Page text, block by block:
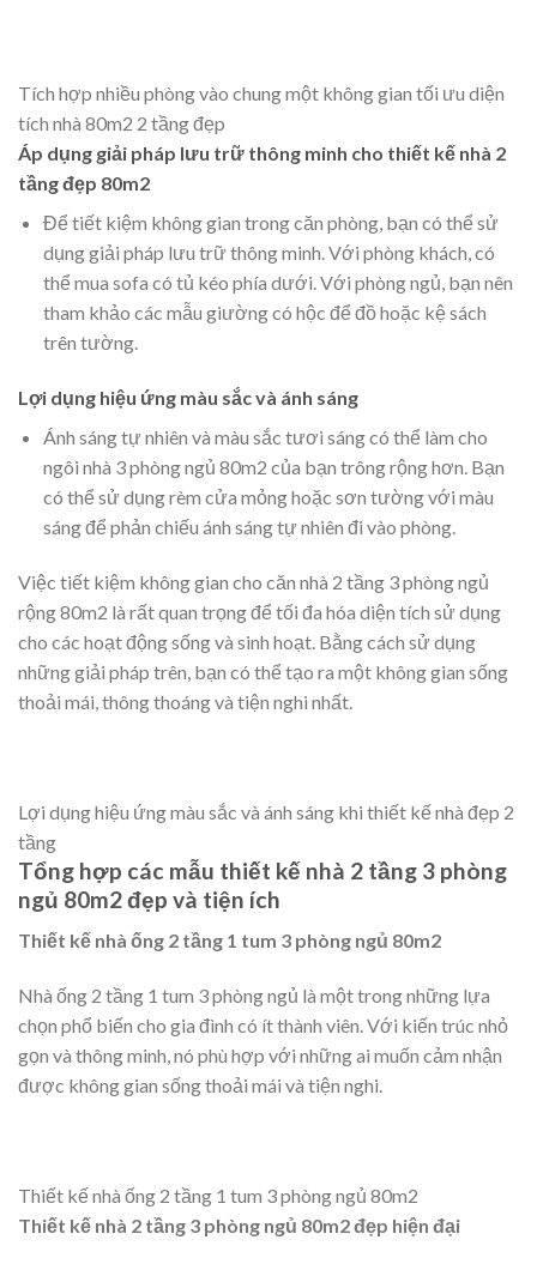
Tích hợp nhiều phòng vào chung một không gian tối ưu diện
tích nhà 80m2 2 tầng đẹp
Áp dụng giải pháp lưu trữ thông minh cho thiết kế nhà 2
tầng đẹp 80m2
Để tiết kiệm không gian trong căn phòng, bạn có thể sử
dụng giải pháp lưu trữ thông minh. Với phòng khách, có
thể mua sofa có tủ kéo phía dưới. Với phòng ngủ, bạn nên
tham khảo các mẫu giường có hộc để đồ hoặc kệ sách
trên tường.
Lợi dụng hiệu ứng màu sắc và ánh sáng
Ánh sáng tự nhiên và màu sắc tươi sáng có thể làm cho
ngôi nhà 3 phòng ngủ 80m2 của bạn trông rộng hơn. Bạn
có thể sử dụng rèm cửa mỏng hoặc sơn tường với màu
sáng để phản chiếu ánh sáng tự nhiên đi vào phòng.
Việc tiết kiệm không gian cho căn nhà 2 tầng 3 phòng ngủ
rộng 80m2 là rất quan trọng để tối đa hóa diện tích sử dụng
cho các hoạt động sống và sinh hoạt. Bằng cách sử dụng
những giải pháp trên, bạn có thể tạo ra một không gian sống
thoải mái, thông thoáng và tiện nghi nhất.
Lợi dụng hiệu ứng màu sắc và ánh sáng khi thiết kế nhà đẹp 2
Tổng hợp các mẫu thiết kế nhà 2 tầng 3 phòng
ngủ 80m2 đẹp và tiện ích
Nhà ống 2 tầng 1 tum 3 phòng ngủ là một trong những lựa
chọn phổ biến cho gia đình có ít thành viên. Với kiến trúc nhỏ